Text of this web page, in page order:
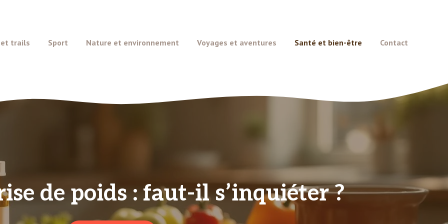
et trails Sport Nature et environnement Voyages et aventures Santé et bien-être Contact
de poids : faut-il s’inquiéter ?